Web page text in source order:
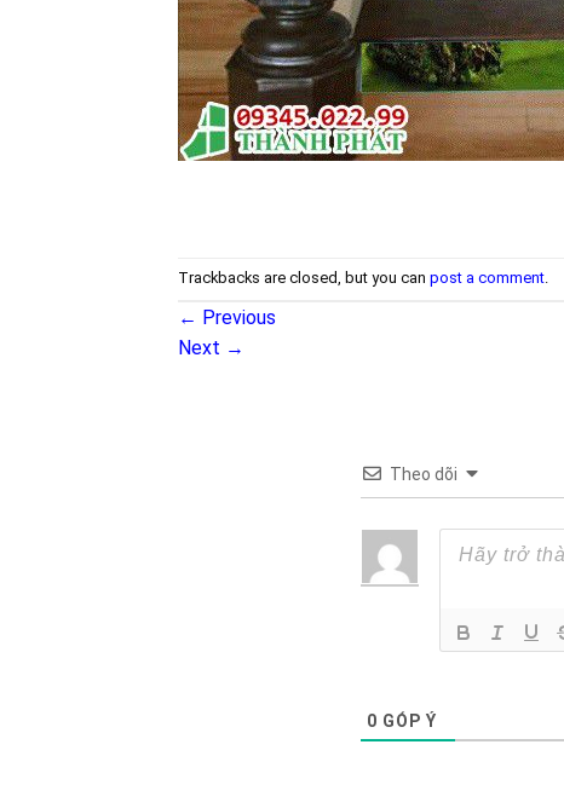
Trackbacks are closed, but you can post a comment
← Previous
Next →
Theo dõi
0 GÓP Ý